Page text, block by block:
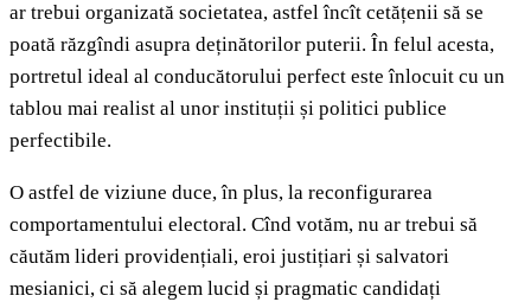
ar trebui organizată societatea, astfel încît cetățenii să se
poată răzgîndi asupra deținătorilor puterii. În felul acesta,
portretul ideal al conducătorului perfect este înlocuit cu un
tablou mai realist al unor instituții și politici publice
perfectibile.
O astfel de viziune duce, în plus, la reconfigurarea
comportamentului electoral. Cînd votăm, nu ar trebui să
căutăm lideri providențiali, eroi justițiari și salvatori
mesianici, ci să alegem lucid și pragmatic candidați